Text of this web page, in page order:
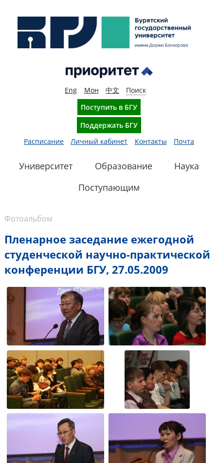
Eng Мон 中文
Поиск
Поступить в БГУ
Поддержать БГУ
Расписание
Личный кабинет Контакты Почта
Университет Образование
Наука
Поступающим
Фотоальбом
Пленарное заседание ежегодной
студенческой научно-практической
конференции БГУ, 27.05.2009